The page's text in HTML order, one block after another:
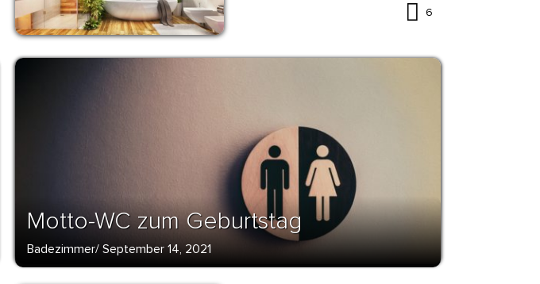
6
Motto-WC zum Geburtstag
Badezimmer/ September 14, 2021